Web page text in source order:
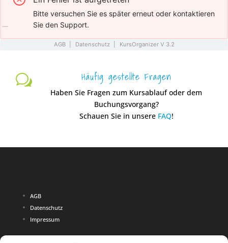
w Häufig gestellte Fragen
Haben Sie Fragen zum Kursablauf oder dem
Buchungsvorgang?
Schauen Sie in unsere FAQ!
AGB
Datenschutz
Impressum